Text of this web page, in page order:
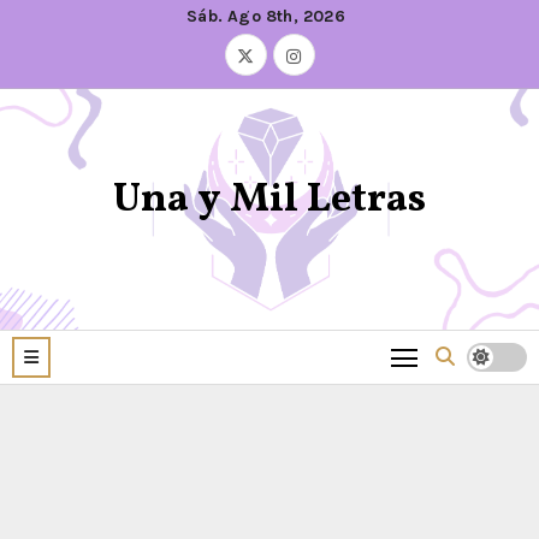
Sáb. Ago 8th, 2026
Una y Mil Letras